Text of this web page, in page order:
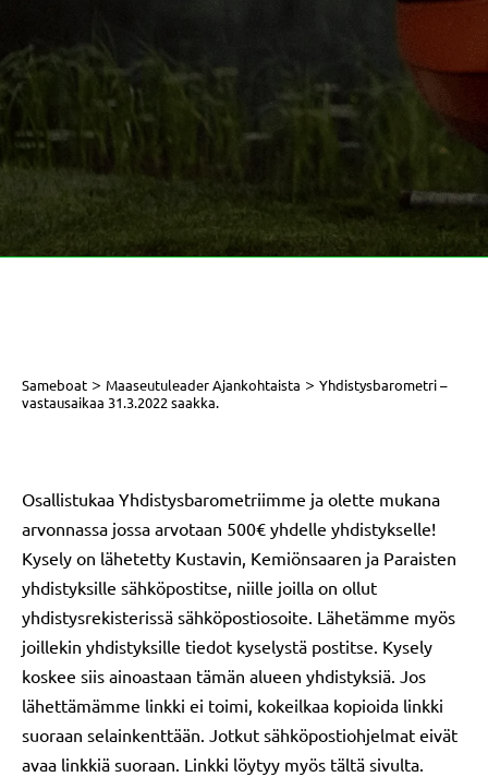
Sameboat > Maaseutuleader Ajankohtaista > Yhdistysbarometri –
vastausaikaa 31.3.2022 saakka.
Osallistukaa Yhdistysbarometriimme ja olette mukana
arvonnassa jossa arvotaan 500€ yhdelle yhdistykselle!
Kysely on lähetetty Kustavin, Kemiönsaaren ja Paraisten
yhdistyksille sähköpostitse, niille joilla on ollut
yhdistysrekisterissä sähköpostiosoite. Lähetämme myös
joillekin yhdistyksille tiedot kyselystä postitse. Kysely
koskee siis ainoastaan tämän alueen yhdistyksiä. Jos
lähettämämme linkki ei toimi, kokeilkaa kopioida linkki
suoraan selainkenttään. Jotkut sähköpostiohjelmat eivät
avaa linkkiä suoraan. Linkki löytyy myös tältä sivulta.